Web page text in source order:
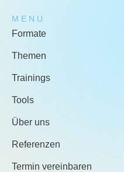
MENU
Formate
Themen
Trainings
Tools
Über uns
Referenzen
Termin vereinbaren